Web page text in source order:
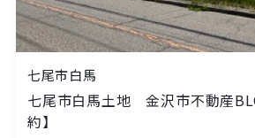
七尾市白馬
七尾市白馬土地 金沢市不動産
約】